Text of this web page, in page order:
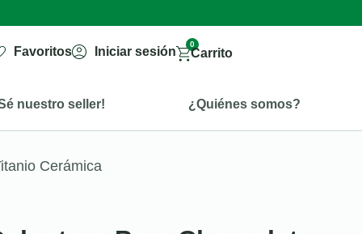
Favoritos Iniciar sesión
0
Carrito
nuestro seller! ¿Quiénes somos?
Cerámica